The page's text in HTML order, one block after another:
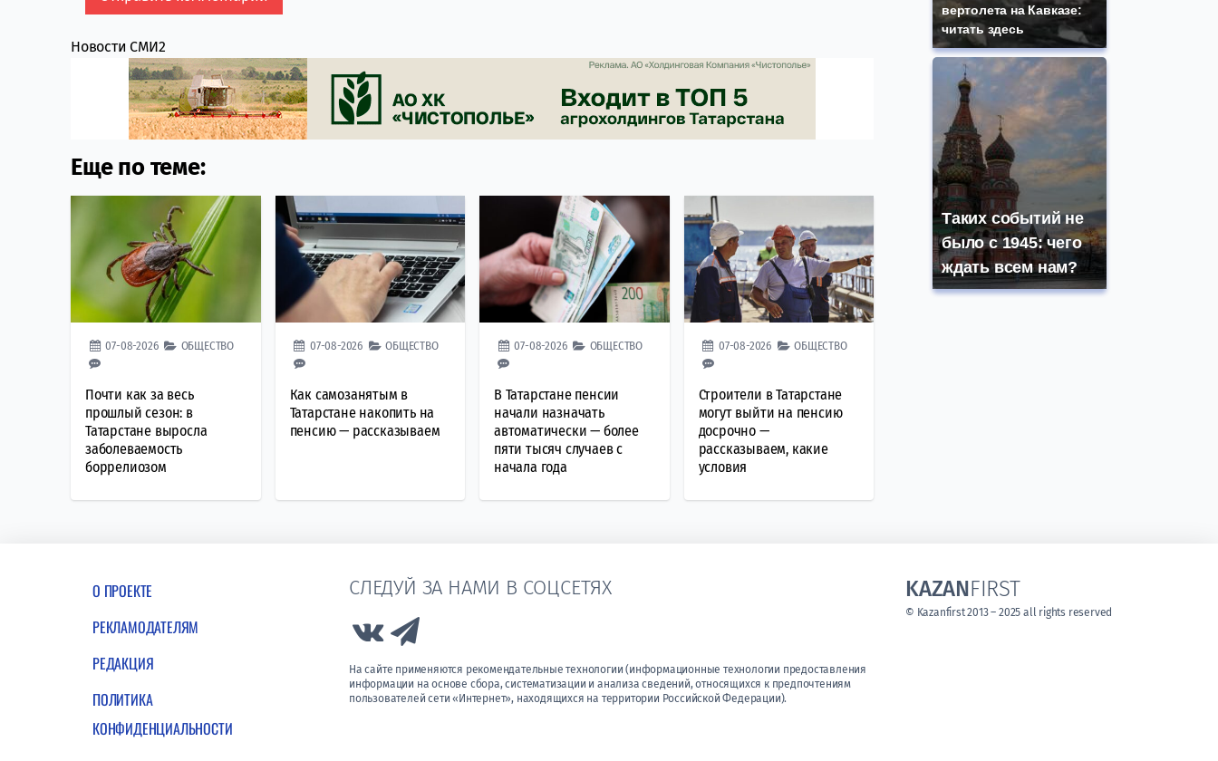
Новости СМИ2
Еще по теме:
07-08-2026 ОБЩЕСТВО
Почти как за весь
прошлый сезон: в
Татарстане выросла
заболеваемость
боррелиозом
07-08-2026 ОБЩЕСТВО
Как самозанятым в
Татарстане накопить на
пенсию — рассказываем
07-08-2026 ОБЩЕСТВО
В Татарстане пенсии
начали назначать
автоматически — более
пяти тысяч случаев с
начала года
07-08-2026 ОБЩЕСТВО
Строители в Татарстане
могут выйти на пенсию
досрочно —
рассказываем, какие
условия
вертолета на Кавказе:
читать здесь
Таких событий не
было с 1945: чего
ждать всем нам?
О ПРОЕКТЕ
РЕКЛАМОДАТЕЛЯМ
РЕДАКЦИЯ
ПОЛИТИКА
КОНФИДЕНЦИАЛЬНОСТИ
СЛЕДУЙ ЗА НАМИ В СОЦСЕТЯХ
Link to Vk
На сайте применяются рекомендательные технологии (информационные технологии предоставления
информации на основе сбора, систематизации и анализа сведений, относящихся к предпочтениям
пользователей сети «Интернет», находящихся на территории Российской Федерации).
KAZANFIRST
© Kazanfirst 2013 – 2025 all rights reserved